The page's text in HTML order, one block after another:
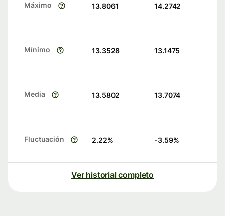
Máximo 13.8061 14.2742
Mínimo 13.3528 13.1475
Media 13.5802 13.7074
Fluctuación 2.22% -3.59%
Ver historial completo